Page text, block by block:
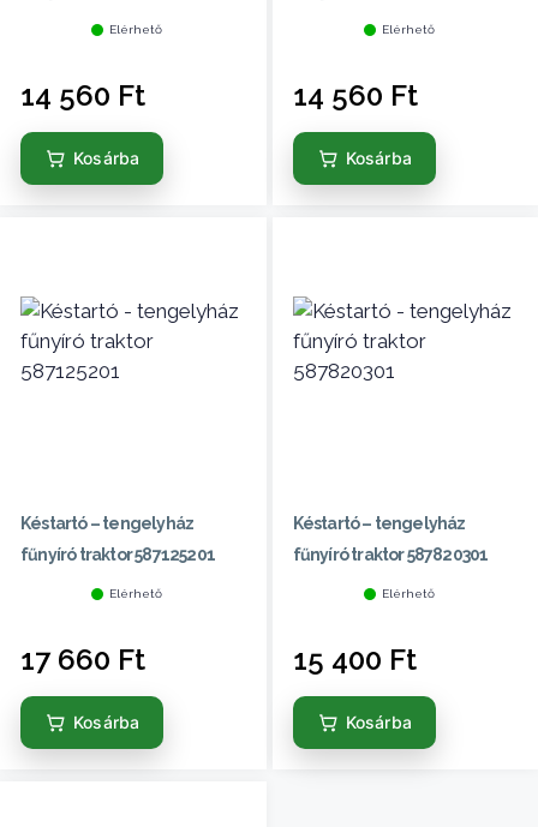
Elérhető
14 560 Ft
Kosárba
Elérhető
14 560 Ft
Kosárba
Késtartó – tengelyház
fűnyíró traktor 587125201
Elérhető
17 660 Ft
Kosárba
Késtartó – tengelyház
fűnyíró traktor 587820301
Elérhető
15 400 Ft
Kosárba